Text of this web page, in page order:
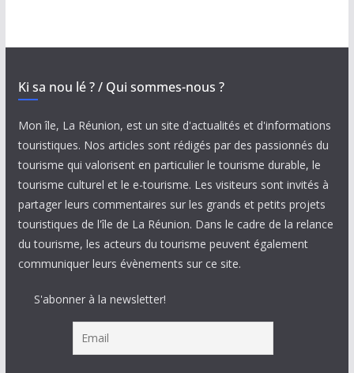
Ki sa nou lé ? / Qui sommes-nous ?
Mon île, La Réunion, est un site d'actualités et d'informations
touristiques. Nos articles sont rédigés par des passionnés du
tourisme qui valorisent en particulier le tourisme durable, le
tourisme culturel et le e-tourisme. Les visiteurs sont invités à
partager leurs commentaires sur les grands et petits projets
touristiques de l'île de La Réunion. Dans le cadre de la relance
du tourisme, les acteurs du tourisme peuvent également
communiquer leurs évènements sur ce site.
S'abonner à la newsletter!